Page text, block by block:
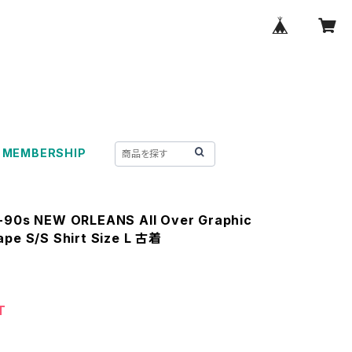
MEMBERSHIP
NEW ORLEANS All Over Graphic
S/S Shirt Size L 古着